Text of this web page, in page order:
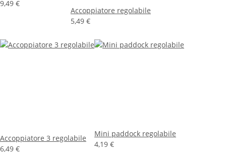
9,49 €
Accoppiatore regolabile
5,49 €
Accoppiatore 3 regolabile
6,49 €
Mini paddock regolabile
4,19 €